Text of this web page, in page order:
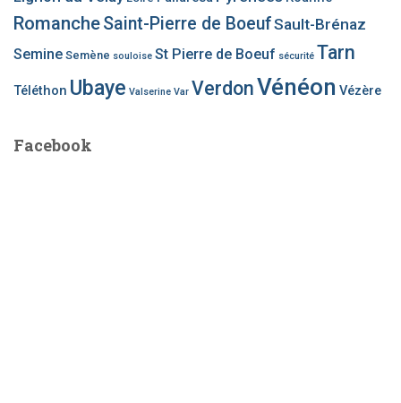
RomancheSaint-Pierre de BoeufSault-Brénaz
Semine Semène souloise St Pierre de Boeuf sécurité Tarn
Téléthon Ubaye Valserine Var VerdonVénéon Vézère
Facebook